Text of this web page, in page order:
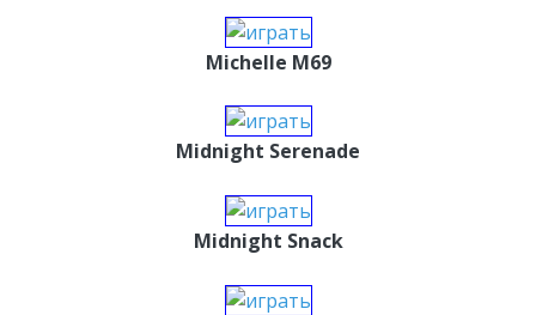
Michelle M69
Midnight Serenade
Midnight Snack